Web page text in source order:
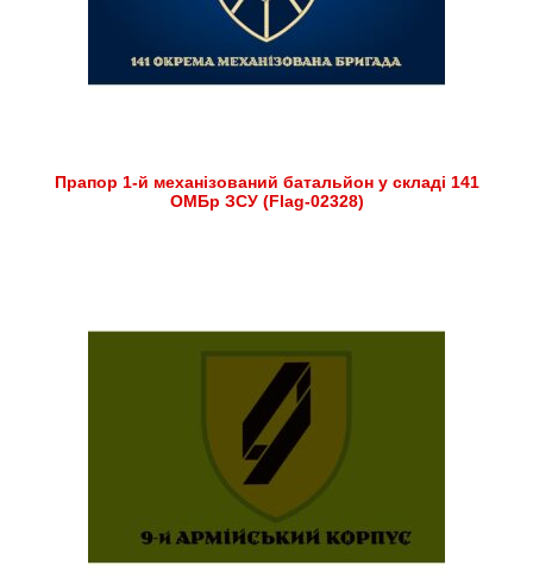
Прапор 1-й механізований батальйон у складі 141
ОМБр ЗСУ (Flag-02328)